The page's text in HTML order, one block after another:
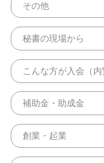
その他
秘書の現場から
こんな方が入会（
補助金・助成金
創業・起業